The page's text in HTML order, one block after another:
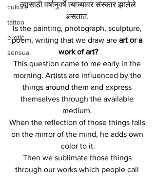
culture
tattoo
erotic
sensual
त्यासाठी वर्षानुवर्षे त्याच्यावर संस्कार झालेले
असतात.
Is the painting, photograph, sculpture,
poem, writing that we draw are art or a
work of art?
This question came to me early in the
morning. Artists are influenced by the
things around them and express
themselves through the available
medium.
When the reflection of those things falls
on the mirror of the mind, he adds own
color to it.
Then we sublimate those things
through our works which people call